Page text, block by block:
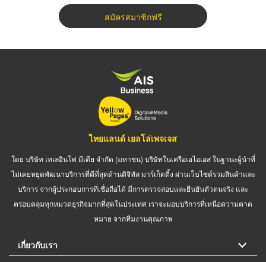
สมัครสมาชิกฟรี
ไทยแลนด์ เยลโล่เพจเจส
โดย บริษัท เทเลอินโฟ มีเดีย จำกัด (มหาชน) บริษัทในเครือเอไอเอส ในฐานะผู้นำที่
ไม่เคยหยุดพัฒนาบริการที่ดีที่สุดด้านดิจิทัล มาร์เก็ตติ้ง ผ่านเว็บไซต์รวมสินค้าและ
บริการ จากผู้ประกอบการที่เชื่อถือได้ มีการตรวจสอบและยืนยันตัวตนจริง และ
ครอบคลุมทุกหมวดธุรกิจมากที่สุดในประเทศ เราจะมอบบริการที่เหนือความคาด
หมาย จากทีมงานคุณภาพ
เกี่ยวกับเรา